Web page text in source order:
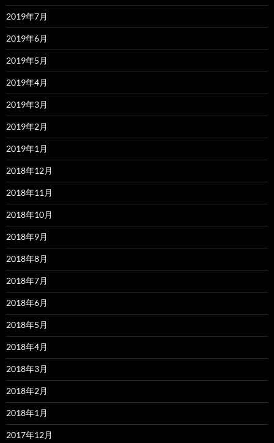
2019年7月
2019年6月
2019年5月
2019年4月
2019年3月
2019年2月
2019年1月
2018年12月
2018年11月
2018年10月
2018年9月
2018年8月
2018年7月
2018年6月
2018年5月
2018年4月
2018年3月
2018年2月
2018年1月
2017年12月